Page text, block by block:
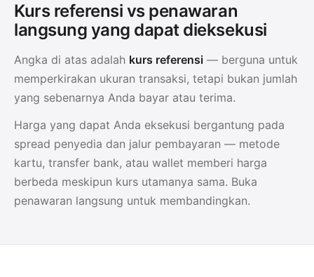
Kurs referensi vs penawaran
langsung yang dapat dieksekusi
Angka di atas adalah kurs referensi — berguna untuk
memperkirakan ukuran transaksi, tetapi bukan jumlah
yang sebenarnya Anda bayar atau terima.
Harga yang dapat Anda eksekusi bergantung pada
spread penyedia dan jalur pembayaran — metode
kartu, transfer bank, atau wallet memberi harga
berbeda meskipun kurs utamanya sama. Buka
penawaran langsung untuk membandingkan.